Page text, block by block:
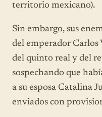
territorio mexicano).
Sin embargo, sus
del emperador Carlos
del quinto real y del
sospechando que
a su esposa Catalina
enviados con